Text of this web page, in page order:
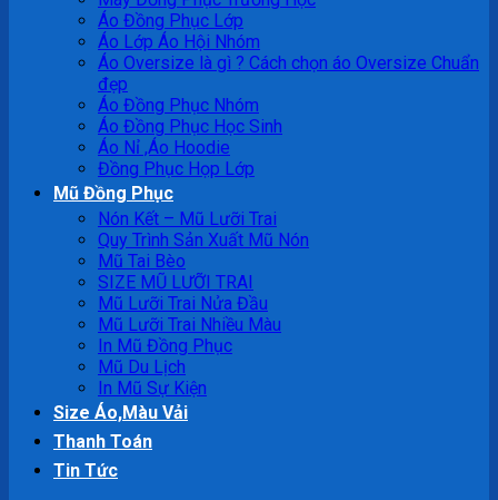
Áo Đồng Phục Lớp
Áo Lớp Áo Hội Nhóm
Áo Oversize là gì ? Cách chọn áo Oversize Chuẩn
đẹp
Áo Đồng Phục Nhóm
Áo Đồng Phục Học Sinh
Áo Nỉ ,Áo Hoodie
Đồng Phục Họp Lớp
Mũ Đồng Phục
Nón Kết – Mũ Lưỡi Trai
Quy Trình Sản Xuất Mũ Nón
Mũ Tai Bèo
SIZE MŨ LƯỠI TRAI
Mũ Lưỡi Trai Nửa Đầu
Mũ Lưỡi Trai Nhiều Màu
In Mũ Đồng Phục
Mũ Du Lịch
In Mũ Sự Kiện
Size Áo,Màu Vải
Thanh Toán
Tin Tức